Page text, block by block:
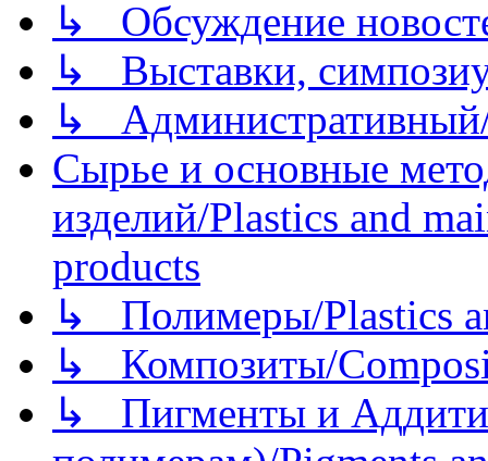
↳ Обсуждение
↳ Выставки,
↳
Сырье и основные
изделий/Plastics and
products
↳ Полимеры/Plastics
↳ Композиты/
↳ Пигменты и